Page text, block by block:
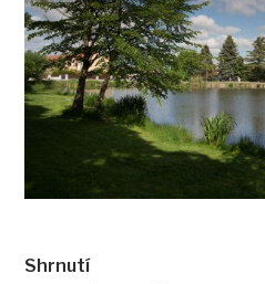
Shrnutí